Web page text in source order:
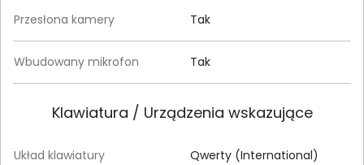
Przesłona kamery Tak
Wbudowany mikrofon Tak
Klawiatura / Urządzenia wskazujące
Układ klawiatury Qwerty (International)